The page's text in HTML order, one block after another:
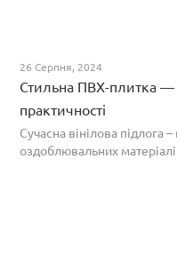
26 Серпня, 2024
Стильна ПВХ-плитка —
практичності
Сучасна вінілова підлога
оздоблювальних